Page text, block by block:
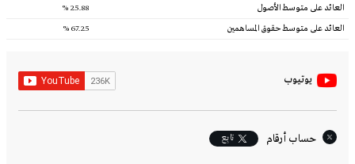
العائد على متوسط الأصول
25.88 %
العائد على متوسط حقوق المساهمين
67.25 %
يوتيوب
حساب أرقام تابِع